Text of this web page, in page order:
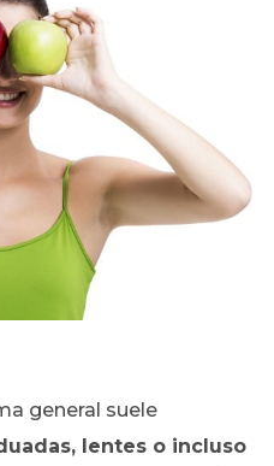
general suele
lentes o incluso